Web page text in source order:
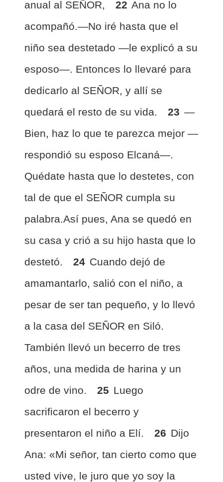
anual al SEÑOR,
22 Ana no lo
acompañó.—No iré hasta que el
niño sea destetado —le explicó a su
esposo—. Entonces lo llevaré para
dedicarlo al SEÑOR, y allí se
quedará el resto de su vida.
23 —
Bien, haz lo que te parezca mejor —
respondió su esposo Elcaná—.
Quédate hasta que lo destetes, con
tal de que el SEÑOR cumpla su
palabra.Así pues, Ana se quedó en
su casa y crió a su hijo hasta que lo
destetó.
24 Cuando dejó de
amamantarlo, salió con el niño, a
pesar de ser tan pequeño, y lo llevó
a la casa del SEÑOR en Siló.
También llevó un becerro de tres
años, una medida de harina y un
odre de vino.
25 Luego
sacrificaron el becerro y
presentaron el niño a Elí.
26 Dijo
Ana: «Mi señor, tan cierto como que
usted vive, le juro que yo soy la